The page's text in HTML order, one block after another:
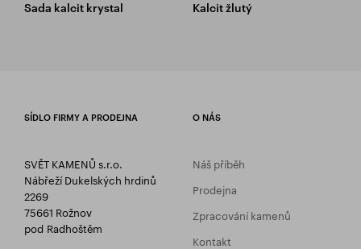
Sada kalcit krystal Kalcit žlutý
SÍDLO FIRMY A PRODEJNA
SVĚT KAMENŮ s.r.o.
Nábřeží Dukelských hrdinů
2269
75661 Rožnov
pod Radhoštěm
O NÁS
Náš příběh
Prodejna
Zpracování kamenů
Kontakt